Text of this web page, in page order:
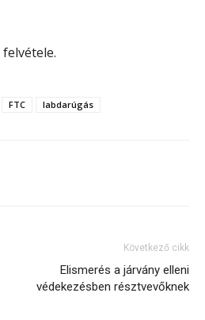
felvétele.
FTC labdarúgás
Következő cikk
Elismerés a járvány elleni
védekezésben résztvevőknek